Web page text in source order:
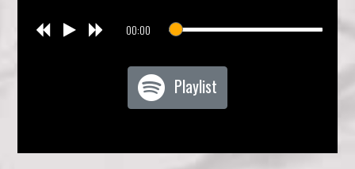
00:00
Playlist